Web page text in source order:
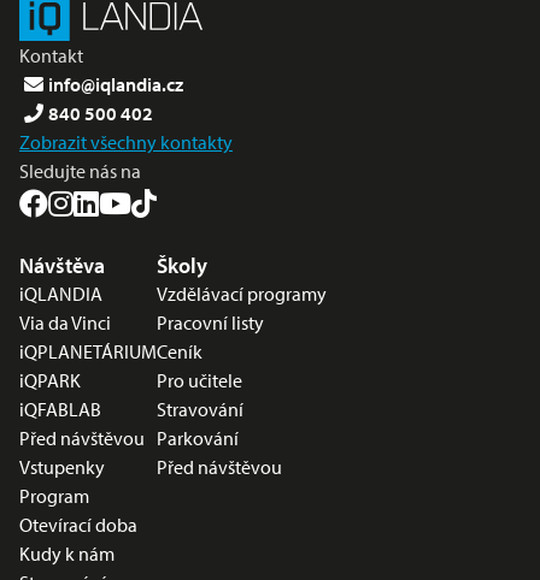
Kontakt
info@iqlandia.cz
840 500 402
Zobrazit všechny kontakty
Sledujte nás na
Nabídka v zápatí
Návštěva
iQLANDIA
Via da Vinci
iQPLANETÁRIUM
iQPARK
iQFABLAB
Před návštěvou
Vstupenky
Program
Otevírací doba
Kudy k nám
Školy
Vzdělávací programy
Pracovní listy
Ceník
Pro učitele
Stravování
Parkování
Před návštěvou